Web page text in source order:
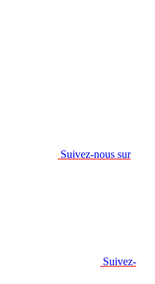
Suivez-nous sur
Suivez-